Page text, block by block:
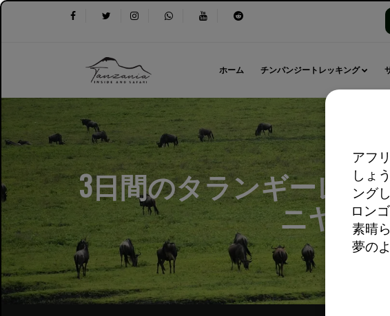
ホーム チンパンジートレッキング
3日間のタランギーレ国
ニヤラ
アフ
しょ
ング
ロン
素晴
夢の